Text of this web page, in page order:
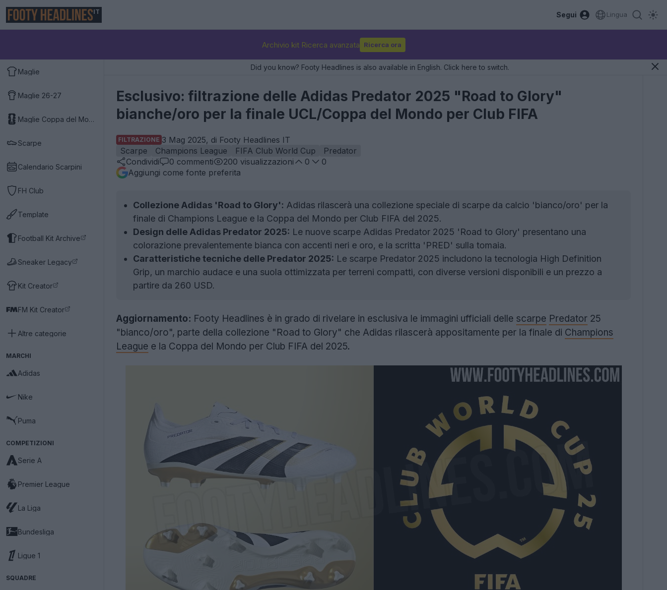
IT Segui Lingua
Archivio kit Ricerca avanzata Ricerca ora
Maglie
Maglie 26-27
Maglie Coppa del Mondo 2026
Scarpe
Calendario Scarpini
FH Club
Template
Football Kit Archive
Sneaker Legacy
Kit Creator
FM Kit Creator
Altre categorie
MARCHI
Adidas
Nike
Puma
COMPETIZIONI
Serie A
Premier League
La Liga
Bundesliga
Ligue 1
SQUADRE
Did you know? Footy Headlines is also available in English. Click here to switch.
Esclusivo: filtrazione delle Adidas Predator 2025 "Road to Glory"
bianche/oro per la finale UCL/Coppa del Mondo per Club FIFA
FILTRAZIONE 3 Mag 2025, di Footy Headlines IT
Scarpe
Champions League FIFA Club World Cup
Predator
Condividi
0 commenti 200 visualizzazioni 0
0
Aggiungi come fonte preferita
Collezione Adidas 'Road to Glory': Adidas rilascerà una collezione speciale di scarpe da calcio 'bianco/oro' per la
finale di Champions League e la Coppa del Mondo per Club FIFA del 2025.
Design delle Adidas Predator 2025: Le nuove scarpe Adidas Predator 2025 'Road to Glory' presentano una
colorazione prevalentemente bianca con accenti neri e oro, e la scritta 'PRED' sulla tomaia.
Caratteristiche tecniche delle Predator 2025: Le scarpe Predator 2025 includono la tecnologia High Definition
Grip, un marchio audace e una suola ottimizzata per terreni compatti, con diverse versioni disponibili e un prezzo a
partire da 260 USD.
Aggiornamento: Footy Headlines è in grado di rivelare in esclusiva le immagini ufficiali delle scarpe Predator 25
"bianco/oro", parte della collezione "Road to Glory" che Adidas rilascerà appositamente per la finale di Champions
League e la Coppa del Mondo per Club FIFA del 2025.